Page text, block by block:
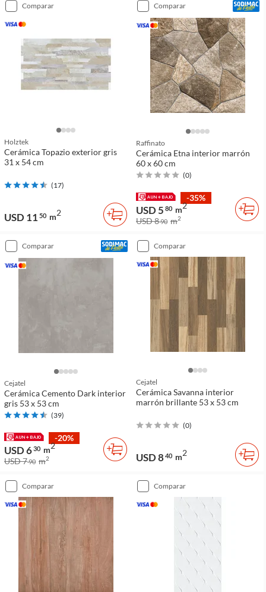
comparar
Holztek
Cerámica Topazio exterior gris
31 x 54 cm
(17)
USD 11 50 m2
comparar
Raffinato
Cerámica Etna interior marrón
60 x 60 cm
(0)
-35%
USD 5 80 m2
USD 890 m2
comparar
Cejatel
Cerámica Cemento Dark interior
gris 53 x 53 cm
(39)
-20%
USD 630 m2
USD 790 m2
comparar
Cejatel
Cerámica Savanna interior
marrón brillante 53 x 53 cm
(0)
USD 840 m2
comparar comparar